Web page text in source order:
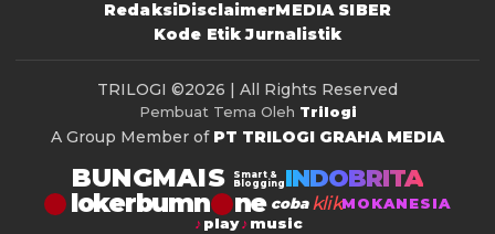
RedaksiDisclaimerMEDIA SIBER
Kode Etik Jurnalistik
TRILOGI ©2026 | All Rights Reserved
Pembuat Tema Oleh Trilogi
A Group Member of PT TRILOGI GRAHA MEDIA
BUNGMAIS
Smart &
Blogging INDOBRITA
lokerbumn coba klikMOKANESIA
play
music